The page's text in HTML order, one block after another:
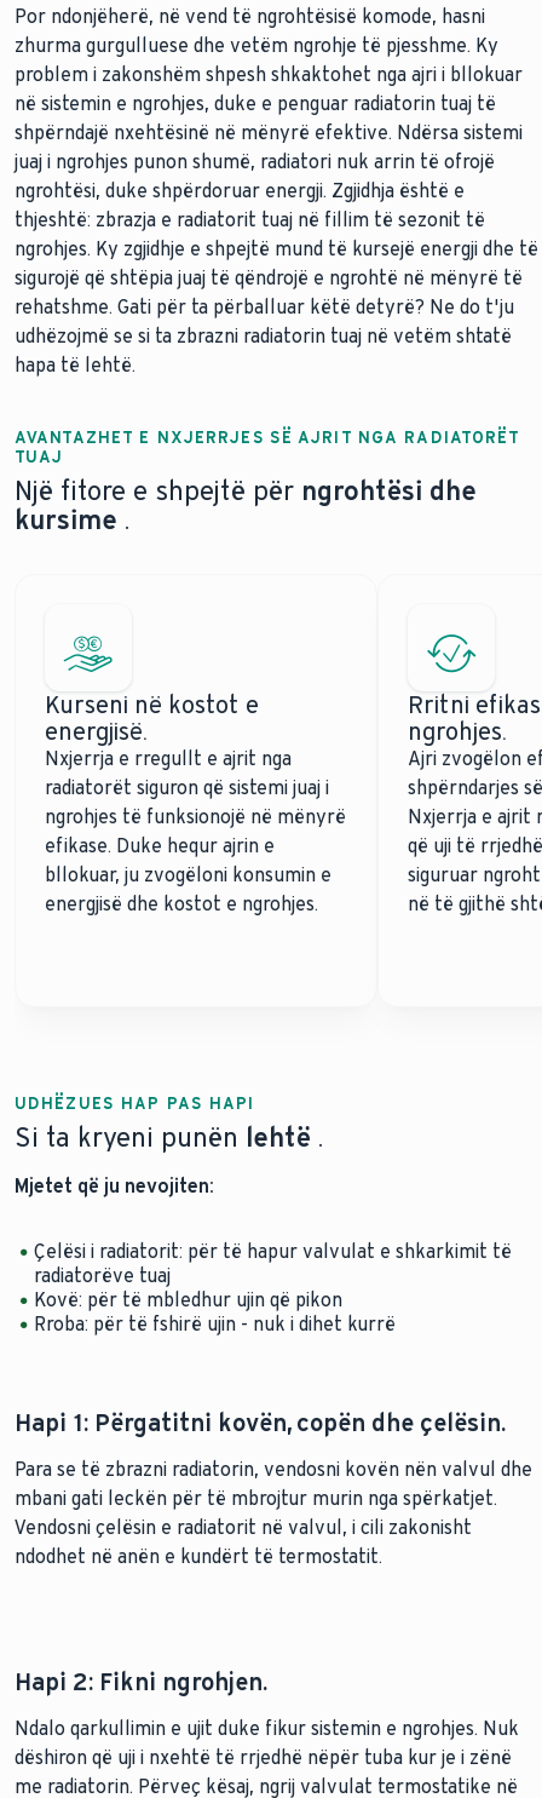
Por ndonjëherë, në vend të ngrohtësisë komode, hasni
zhurma gurgulluese dhe vetëm ngrohje të pjesshme. Ky
problem i zakonshëm shpesh shkaktohet nga ajri i bllokuar
në sistemin e ngrohjes, duke e penguar radiatorin tuaj të
shpërndajë nxehtësinë në mënyrë efektive. Ndërsa sistemi
juaj i ngrohjes punon shumë, radiatori nuk arrin të ofrojë
ngrohtësi, duke shpërdoruar energji. Zgjidhja është e
thjeshtë: zbrazja e radiatorit tuaj në fillim të sezonit të
ngrohjes. Ky zgjidhje e shpejtë mund të kursejë energji dhe të
sigurojë që shtëpia juaj të qëndrojë e ngrohtë në mënyrë të
rehatshme. Gati për ta përballuar këtë detyrë? Ne do t'ju
udhëzojmë se si ta zbrazni radiatorin tuaj në vetëm shtatë
hapa të lehtë.
AVANTAZHET E NXJERRJES SË AJRIT NGA RADIATORËT
TUAJ
Një fitore e shpejtë për ngrohtësi dhe
kursime .
Kurseni në kostot e
energjisë.
Nxjerrja e rregullt e ajrit nga
radiatorët siguron që sistemi juaj i
ngrohjes të funksionojë në mënyrë
efikase. Duke hequr ajrin e
bllokuar, ju zvogëloni konsumin e
energjisë dhe kostot e ngrohjes.
Rritni
ngrohjes.
Ajri zvogëlon
shpërndarjes
Nxjerrja e ajrit
që uji të
siguruar
në të gjithë
UDHËZUES HAP PAS HAPI
Si ta kryeni punën lehtë .
Mjetet që ju nevojiten:
Çelësi i radiatorit: për të hapur valvulat e shkarkimit të
radiatorëve tuaj
Kovë: për të mbledhur ujin që pikon
Rroba: për të fshirë ujin - nuk i dihet kurrë
Hapi 1: Përgatitni kovën, copën dhe çelësin.
Para se të zbrazni radiatorin, vendosni kovën nën valvul dhe
mbani gati leckën për të mbrojtur murin nga spërkatjet.
Vendosni çelësin e radiatorit në valvul, i cili zakonisht
ndodhet në anën e kundërt të termostatit.
Hapi 2: Fikni ngrohjen.
Ndalo qarkullimin e ujit duke fikur sistemin e ngrohjes. Nuk
dëshiron që uji i nxehtë të rrjedhë nëpër tuba kur je i zënë
me radiatorin. Përveç kësaj, ngrij valvulat termostatike në